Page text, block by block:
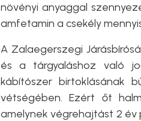
növényi anyaggal
amfetamin a csekély
A Zalaegerszegi
és a tárgyaláshoz való
kábítószer birtoklásának
vétségében. Ezért őt
amelynek végrehajtást 2